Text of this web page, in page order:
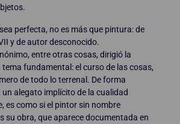
perfecta, no es más que pintura: de
y de autor desconocido.
entre otras cosas, dirigió la
fundamental: el curso de las cosas,
de todo lo terrenal. De forma
alegato implícito de la cualidad
es como si el pintor sin nombre
su obra, que aparece documentada en